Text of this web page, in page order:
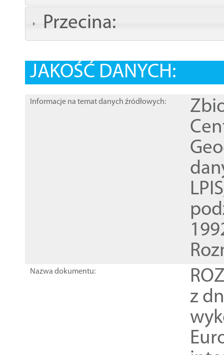
Przecina:
JAKOŚĆ DANYCH:
Informacje na temat danych źródłowych:
Nazwa dokumentu:
z